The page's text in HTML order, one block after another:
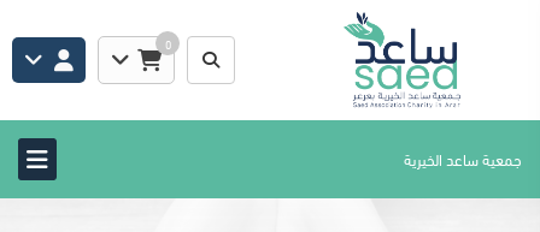
0
جمعية ساعد الخيرية